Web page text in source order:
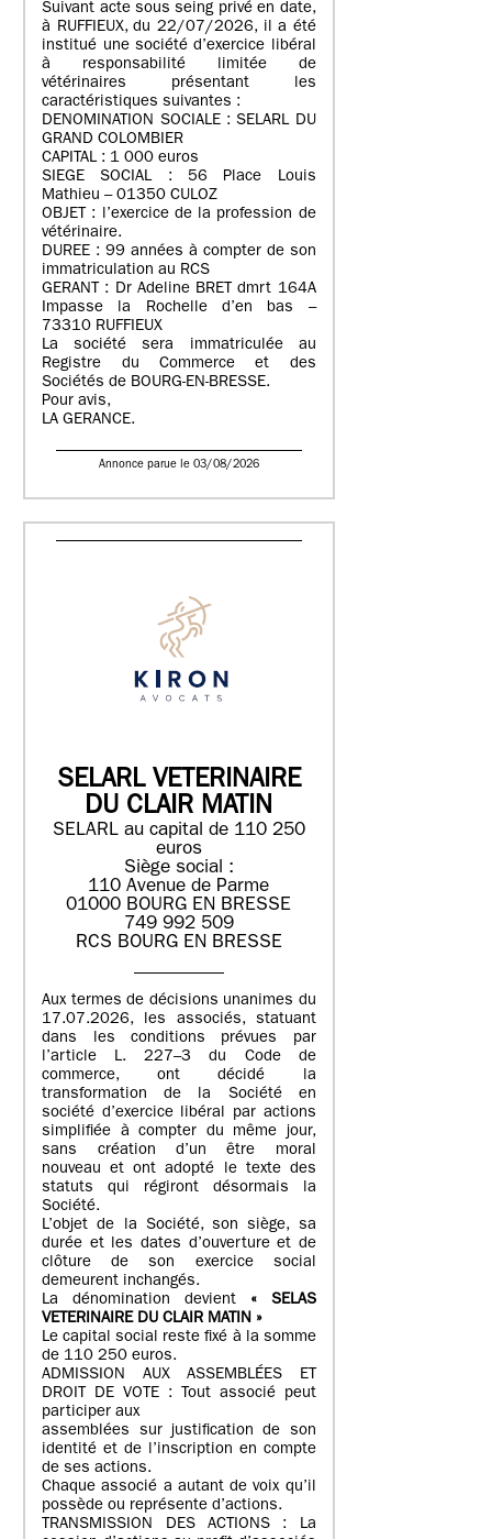
Suivant acte sous seing privé en date,
à RUFFIEUX, du 22/07/2026, il a été
institué une société d’exercice libéral
à responsabilité limitée de
vétérinaires présentant les
caractéristiques suivantes :
DENOMINATION SOCIALE : SELARL DU
GRAND COLOMBIER
CAPITAL : 1 000 euros
SIEGE SOCIAL : 56 Place Louis
Mathieu – 01350 CULOZ
OBJET : l’exercice de la profession de
vétérinaire.
DUREE : 99 années à compter de son
immatriculation au RCS
GERANT : Dr Adeline BRET dmrt 164A
Impasse la Rochelle d’en bas –
73310 RUFFIEUX
La société sera immatriculée au
Registre du Commerce et des
Sociétés de BOURG-EN-BRESSE.
Pour avis,
LA GERANCE.
Annonce parue le 03/08/2026
SELARL VETERINAIRE
DU CLAIR MATIN
SELARL au capital de 110 250
euros
Siège social :
110 Avenue de Parme
01000 BOURG EN BRESSE
749 992 509
RCS BOURG EN BRESSE
Aux termes de décisions unanimes du
17.07.2026, les associés, statuant
dans les conditions prévues par
l’article L. 227–3 du Code de
commerce, ont décidé la
transformation de la Société en
société d’exercice libéral par actions
simplifiée à compter du même jour,
sans création d’un être moral
nouveau et ont adopté le texte des
statuts qui régiront désormais la
Société.
L’objet de la Société, son siège, sa
durée et les dates d’ouverture et de
clôture de son exercice social
demeurent inchangés.
La dénomination devient « SELAS
VETERINAIRE DU CLAIR MATIN »
Le capital social reste fixé à la somme
de 110 250 euros.
ADMISSION AUX ASSEMBLÉES ET
DROIT DE VOTE : Tout associé peut
participer aux
assemblées sur justification de son
identité et de l’inscription en compte
de ses actions.
Chaque associé a autant de voix qu’il
possède ou représente d’actions.
TRANSMISSION DES ACTIONS : La